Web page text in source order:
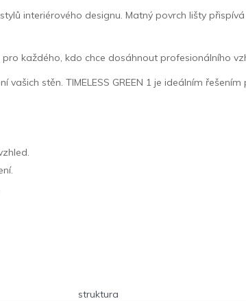
interiérového designu. Matný povrch lišty
každého, kdo chce dosáhnout profesionálního
stěn. TIMELESS GREEN 1 je ideálním
struktura